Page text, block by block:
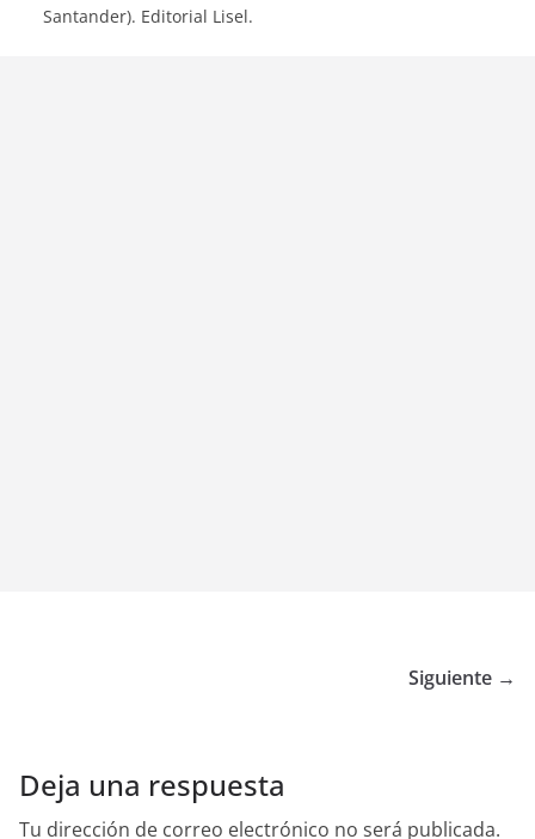
Santander). Editorial Lisel.
Siguiente →
Deja una respuesta
Tu dirección de correo electrónico no será publicada.